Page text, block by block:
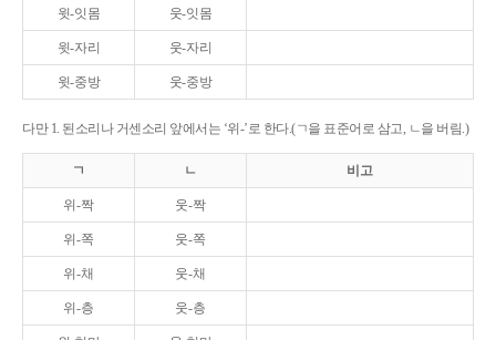
윗-잇몸 웃-잇몸
윗-자리 웃-자리
윗-중방 웃-중방
다만 1. 된소리나 거센소리 앞에서는 ‘위-’로 한다.(ㄱ을 표준어로 삼고, ㄴ을 버림.)
ㄱ ㄴ 비고
위-짝 웃-짝
위-쪽 웃-쪽
위-채 웃-채
위-층 웃-층